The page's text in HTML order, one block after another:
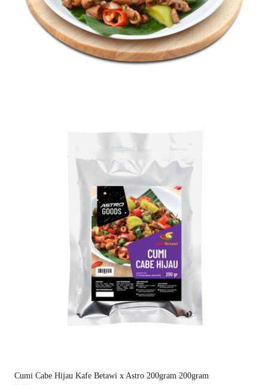
Cumi Cabe Hijau Kafe Betawi x Astro 200gram 200gram